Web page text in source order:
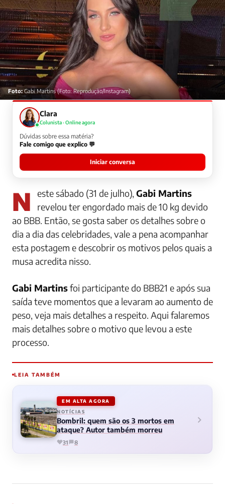
Foto:Gabi Martins (Foto: Reprodução/Instagram)
Clara
Colunista · Online agora
Dúvidas sobre essa matéria?
Fale comigo que explico 💬
Iniciar conversa
Neste sábado (31 de julho), Gabi Martins
revelou ter engordado mais de 10 kg devido
ao BBB. Então, se gosta saber os detalhes sobre o
dia a dia das celebridades, vale a pena acompanhar
esta postagem e descobrir os motivos pelos quais a
musa acredita nisso.
Gabi Martinsfoi participante do BBB21 e após sua
saída teve momentos que a levaram ao aumento de
peso, veja mais detalhes a respeito. Aqui falaremos
mais detalhes sobre o motivo que levou a este
processo.
LEIA TAMBÉM
EM ALTA AGORA
NOTÍCIAS
Bombril: quem são os 3 mortos em
ataque? Autor também morreu
31 8